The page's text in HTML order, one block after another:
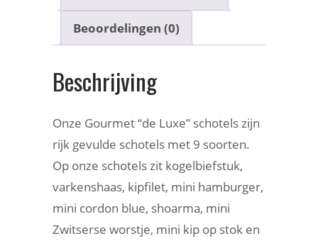
Beoordelingen (0)
Beschrijving
Onze Gourmet “de Luxe” schotels zijn
rijk gevulde schotels met 9 soorten.
Op onze schotels zit kogelbiefstuk,
varkenshaas, kipfilet, mini hamburger,
mini cordon blue, shoarma, mini
Zwitserse worstje, mini kip op stok en